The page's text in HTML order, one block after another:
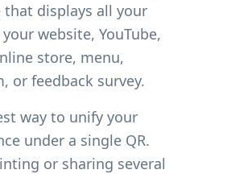
that displays all your
website, YouTube,
store, menu,
or feedback survey.
way to unify your
under a single QR.
or sharing several